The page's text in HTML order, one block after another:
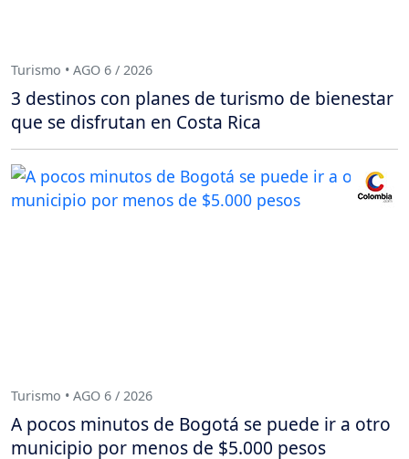
Turismo • AGO 6 / 2026
3 destinos con planes de turismo de bienestar
que se disfrutan en Costa Rica
Turismo • AGO 6 / 2026
A pocos minutos de Bogotá se puede ir a otro
municipio por menos de $5.000 pesos